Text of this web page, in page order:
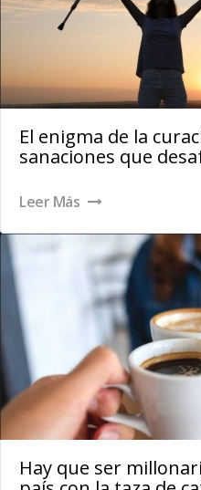
El enigma de la
sanaciones que
Leer Más
Hay que ser